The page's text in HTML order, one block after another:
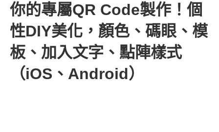
你的專屬QR Code製作！個
性DIY美化，顏色、碼眼、模
板、加入文字、點陣樣式
（iOS、Android）